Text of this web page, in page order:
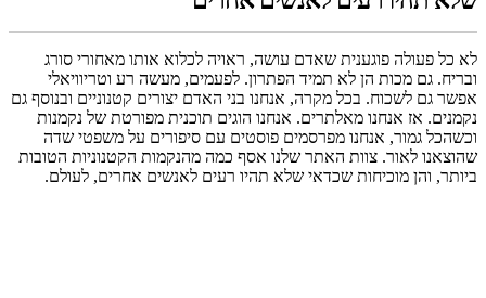
לא כל פעולה פוגענית שאדם עושה, ראויה לכלוא אותו מאחורי סורג
ובריח. גם מכות הן לא תמיד הפתרון. לפעמים, מעשה רע וטריוויאלי
אפשר גם לשכוח. בכל מקרה, אנחנו בני האדם יצורים קטנוניים ובנוסף גם
נקמנים. אז אנחנו מאלתרים. אנחנו הוגים תוכנית מפורטת של נקמנות
וכשהכל גמור, אנחנו מפרסמים פוסטים עם סיפורים על משפטי שדה
שהוצאנו לאור. צוות האתר שלנו אסף כמה מהנקמות הקטנוניות הטובות
ביותר, והן מוכיחות שכדאי שלא תהיו רעים לאנשים אחרים, לעולם.